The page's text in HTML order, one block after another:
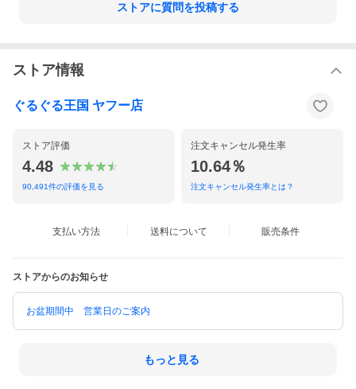
ストアに質問を投稿する
ストア情報
ぐるぐる王国 ヤフー店
ストア評価
4.48
90,491件の評価を見る
注文キャンセル発生率
10.64％
注文キャンセル発生率とは？
支払い方法 送料について 販売条件
ストアからのお知らせ
お盆期間中 営業日のご案内
もっと見る